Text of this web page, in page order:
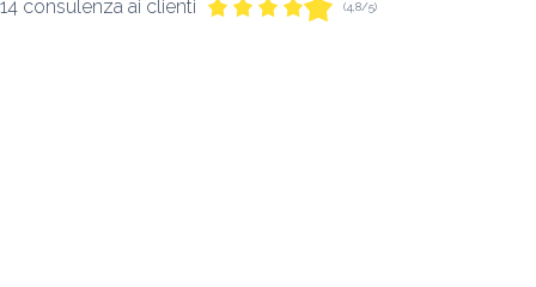
14 consulenza ai clienti (4,8/5)